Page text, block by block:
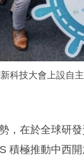
科技大會上設自
，在於全球研
積極推動中西